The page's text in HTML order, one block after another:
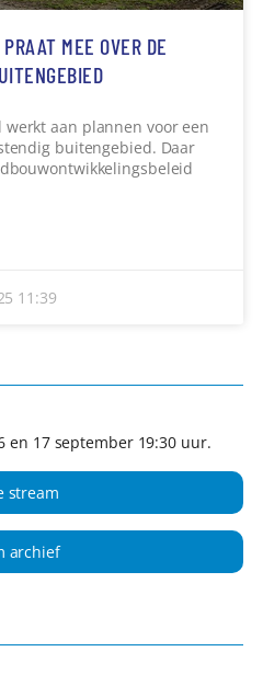
MEE OVER DE
werkt aan plannen voor een
buitengebied. Daar
11:39
en 17 september 19:30 uur.
stream
archief